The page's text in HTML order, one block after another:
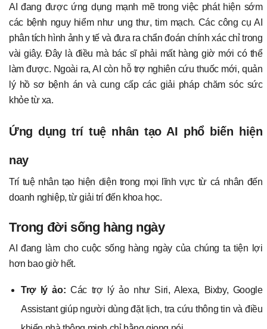
AI đang được ứng dụng mạnh mẽ trong việc phát hiện sớm
các bệnh nguy hiểm như ung thư, tim mạch. Các công cụ AI
phân tích hình ảnh y tế và đưa ra chẩn đoán chính xác chỉ trong
vài giây. Đây là điều mà bác sĩ phải mất hàng giờ mới có thể
làm được. Ngoài ra, AI còn hỗ trợ nghiên cứu thuốc mới, quản
lý hồ sơ bệnh án và cung cấp các giải pháp chăm sóc sức
khỏe từ xa.
Ứng dụng trí tuệ nhân tạo AI phổ biến hiện
nay
Trí tuệ nhân tạo hiện diện trong mọi lĩnh vực từ cá nhân đến
doanh nghiệp, từ giải trí đến khoa học.
Trong đời sống hàng ngày
AI đang làm cho cuộc sống hàng ngày của chúng ta tiện lợi
hơn bao giờ hết.
Trợ lý ảo: Các trợ lý ảo như Siri, Alexa, Bixby, Google
Assistant giúp người dùng đặt lịch, tra cứu thông tin và điều